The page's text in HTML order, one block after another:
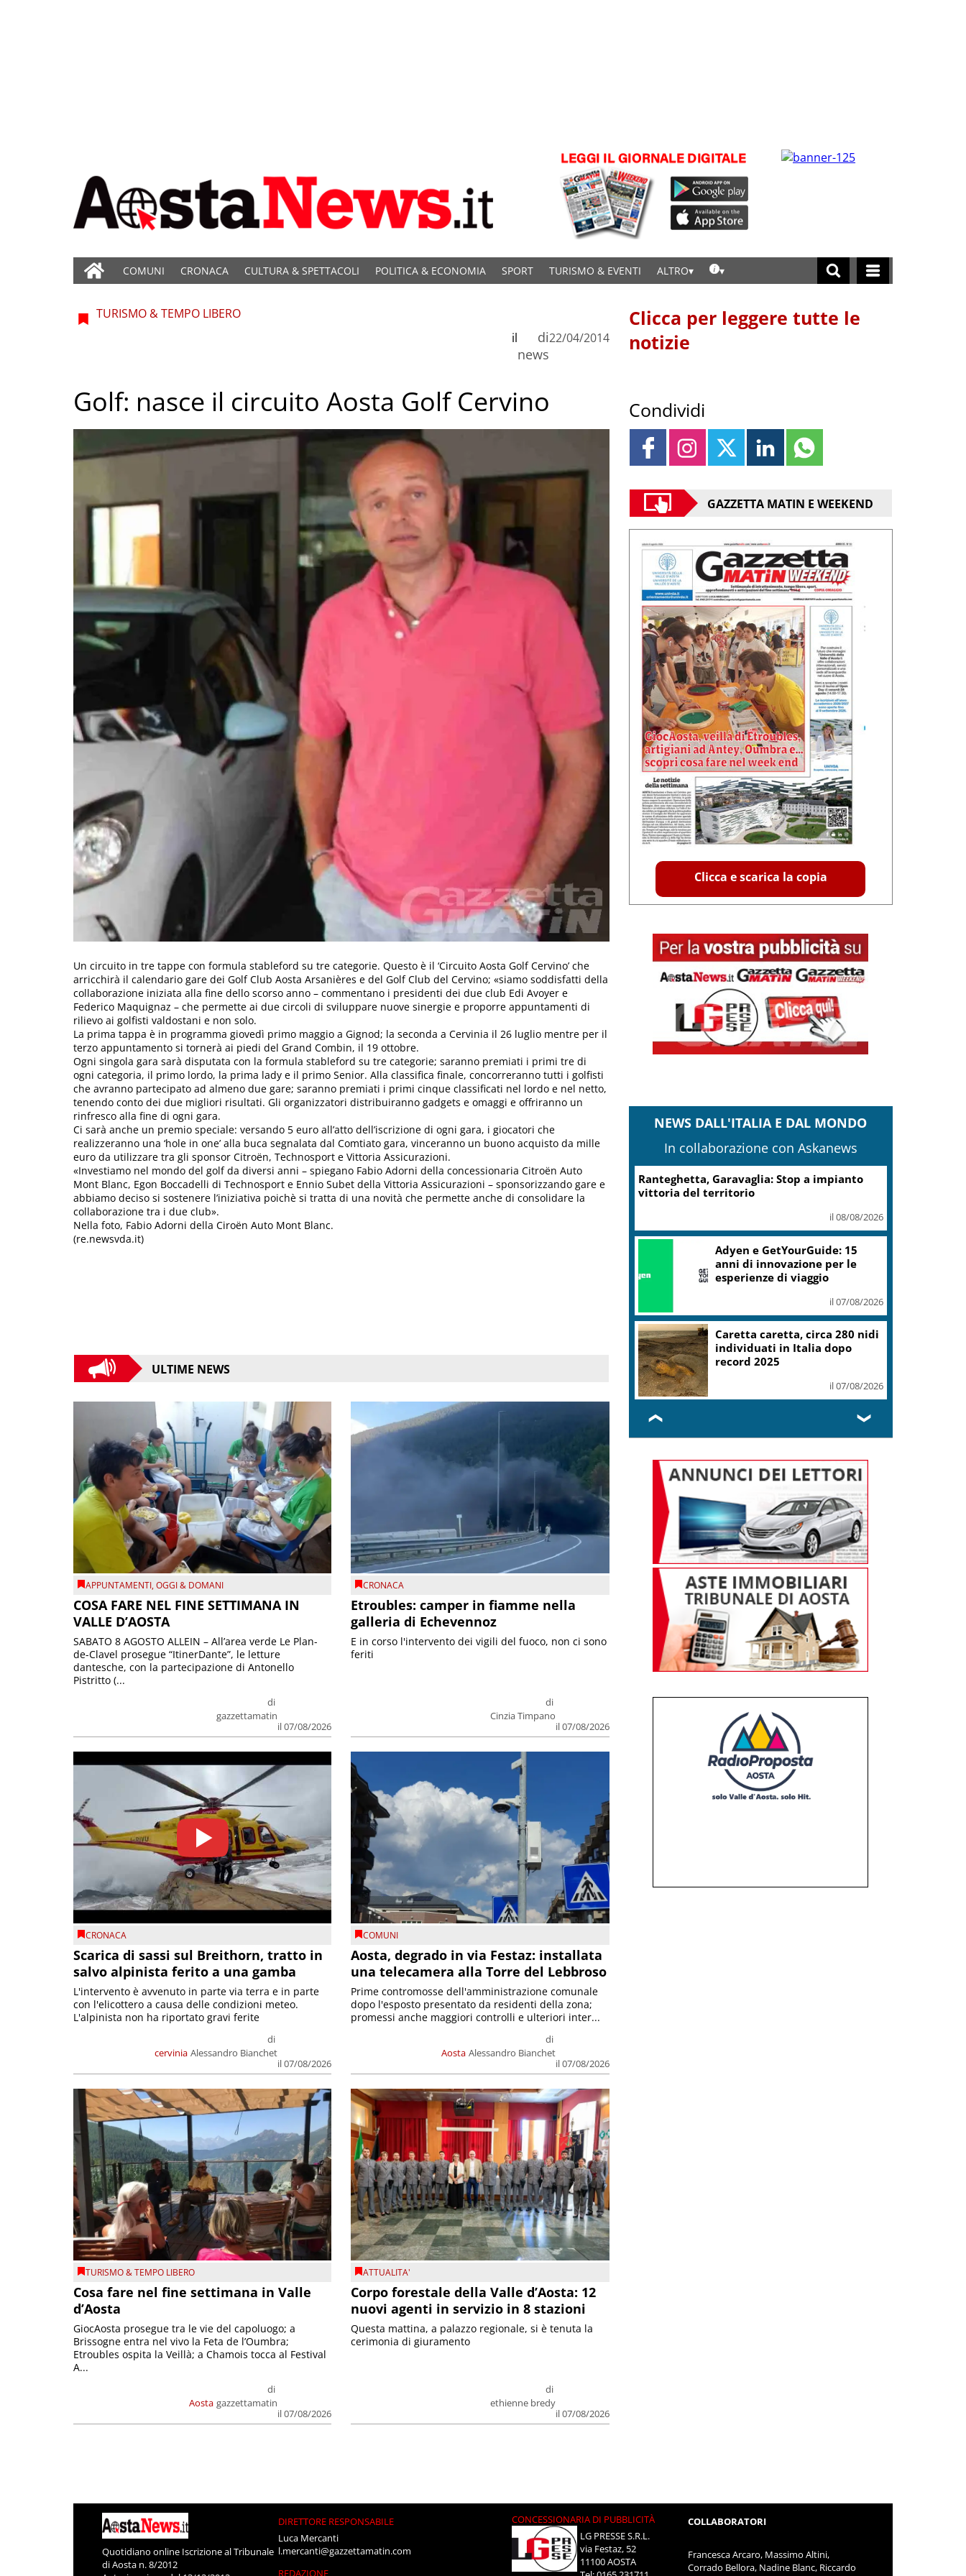
COMUNI CRONACA CULTURA & SPETTACOLI POLITICA & ECONOMIA SPORT TURISMO & EVENTI ALTRO
TURISMO & TEMPO LIBERO
di
news
il 22/04/2014
Golf: nasce il circuito Aosta Golf Cervino
Un circuito in tre tappe con formula stableford su tre categorie. Questo è il ‘Circuito Aosta Golf Cervino’ che
arricchirà il calendario gare dei Golf Club Aosta Arsanières e del Golf Club del Cervino; «siamo soddisfatti della
collaborazione iniziata alla fine dello scorso anno – commentano i presidenti dei due club Edi Avoyer e
Federico Maquignaz – che permette ai due circoli di sviluppare nuove sinergie e proporre appuntamenti di
rilievo ai golfisti valdostani e non solo.
La prima tappa è in programma giovedì primo maggio a Gignod; la seconda a Cervinia il 26 luglio mentre per il
terzo appuntamento si tornerà ai piedi del Grand Combin, il 19 ottobre.
Ogni singola gara sarà disputata con la formula stableford su tre categorie; saranno premiati i primi tre di
ogni categoria, il primo lordo, la prima lady e il primo Senior. Alla classifica finale, concorreranno tutti i golfisti
che avranno partecipato ad almeno due gare; saranno premiati i primi cinque classificati nel lordo e nel netto,
tenendo conto dei due migliori risultati. Gli organizzatori distribuiranno gadgets e omaggi e offriranno un
rinfresco alla fine di ogni gara.
Ci sarà anche un premio speciale: versando 5 euro all’atto dell’iscrizione di ogni gara, i giocatori che
realizzeranno una ‘hole in one’ alla buca segnalata dal Comtiato gara, vinceranno un buono acquisto da mille
euro da utilizzare tra gli sponsor Citroën, Technosport e Vittoria Assicurazioni.
«Investiamo nel mondo del golf da diversi anni – spiegano Fabio Adorni della concessionaria Citroën Auto
Mont Blanc, Egon Boccadelli di Technosport e Ennio Subet della Vittoria Assicurazioni – sponsorizzando gare e
abbiamo deciso si sostenere l’iniziativa poichè si tratta di una novità che permette anche di consolidare la
collaborazione tra i due club».
Nella foto, Fabio Adorni della Ciroën Auto Mont Blanc.
(re.newsvda.it)
ULTIME NEWS
APPUNTAMENTI,OGGI & DOMANI
COSA FARE NEL FINE SETTIMANA IN
VALLE D’AOSTA
di
gazzettamatin
il 07/08/2026
SABATO 8 AGOSTO ALLEIN – All’area verde Le Plan-
de-Clavel prosegue “ItinerDante”, le letture
dantesche, con la partecipazione di Antonello
Pistritto (...
CRONACA
Etroubles: camper in fiamme nella
galleria di Echevennoz
di
Cinzia Timpano
il 07/08/2026
E in corso l'intervento dei vigili del fuoco, non ci sono
feriti
CRONACA
Scarica di sassi sul Breithorn, tratto in
salvo alpinista ferito a una gamba
cervinia
di
Alessandro Bianchet
il 07/08/2026
L'intervento è avvenuto in parte via terra e in parte
con l'elicottero a causa delle condizioni meteo.
L'alpinista non ha riportato gravi ferite
COMUNI
Aosta, degrado in via Festaz: installata
una telecamera alla Torre del Lebbroso
Aosta
di
Alessandro Bianchet
il 07/08/2026
Prime contromosse dell'amministrazione comunale
dopo l'esposto presentato da residenti della zona;
promessi anche maggiori controlli e ulteriori inter...
TURISMO & TEMPO LIBERO
Cosa fare nel fine settimana in Valle
d’Aosta
Aosta
di
gazzettamatin
il 07/08/2026
GiocAosta prosegue tra le vie del capoluogo; a
Brissogne entra nel vivo la Feta de l’Oumbra;
Etroubles ospita la Veillà; a Chamois tocca al Festival
A...
ATTUALITA'
Corpo forestale della Valle d’Aosta: 12
nuovi agenti in servizio in 8 stazioni
di
ethienne bredy
il 07/08/2026
Questa mattina, a palazzo regionale, si è tenuta la
cerimonia di giuramento
Clicca per leggere tutte le
notizie
Condividi
GAZZETTA MATIN E WEEKEND
Clicca e scarica la copia
NEWS DALL'ITALIA E DAL MONDO
In collaborazione con Askanews
Ranteghetta, Garavaglia: Stop a impianto
vittoria del territorio
il 08/08/2026
Adyen e GetYourGuide: 15
anni di innovazione per le
esperienze di viaggio
il 07/08/2026
Caretta caretta, circa 280 nidi
individuati in Italia dopo
record 2025
il 07/08/2026
❮ ❯
Quotidiano online Iscrizione al Tribunale
di Aosta n. 8/2012
DIRETTORE RESPONSABILE
Luca Mercanti
l.mercanti@gazzettamatin.com
REDAZIONE
CONCESSIONARIA DI PUBBLICITÀ
LG PRESSE S.R.L.
via Festaz, 52
11100 AOSTA
COLLABORATORI
Francesca Arcaro, Massimo Altini,
Corrado Bellora, Nadine Blanc, Riccardo